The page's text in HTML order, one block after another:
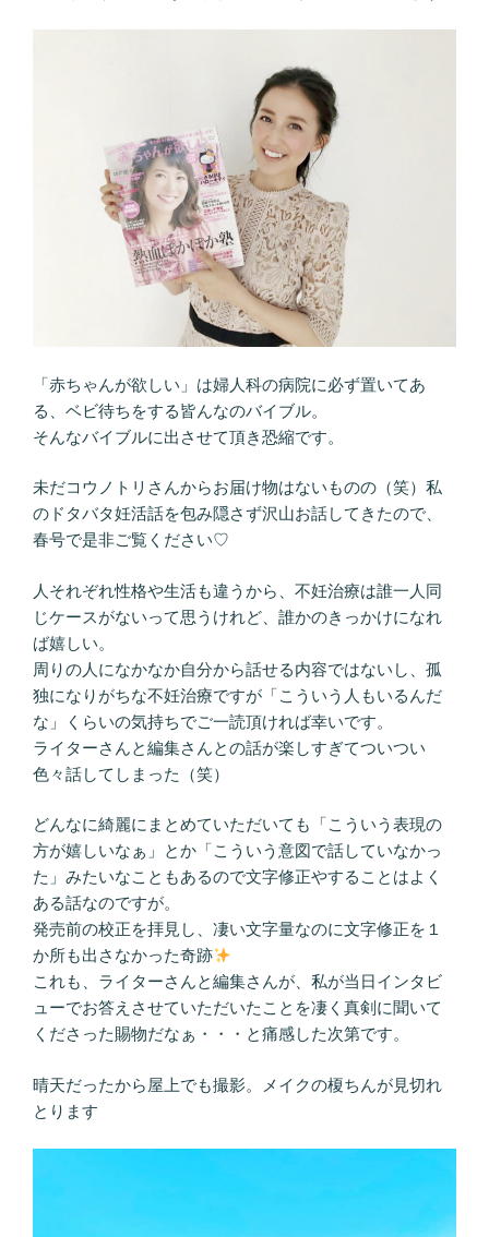
「赤ちゃんが欲しい」は婦人科の病院に必ず置いてあ
る、ベビ待ちをする皆んなのバイブル。
そんなバイブルに出させて頂き恐縮です。
未だコウノトリさんからお届け物はないものの（笑）私
のドタバタ妊活話を包み隠さず沢山お話してきたので、
春号で是非ご覧ください♡
人それぞれ性格や生活も違うから、不妊治療は誰一人同
じケースがないって思うけれど、誰かのきっかけになれ
ば嬉しい。
周りの人になかなか自分から話せる内容ではないし、孤
独になりがちな不妊治療ですが「こういう人もいるんだ
な」くらいの気持ちでご一読頂ければ幸いです。
ライターさんと編集さんとの話が楽しすぎてついつい
色々話してしまった（笑）
どんなに綺麗にまとめていただいても「こういう表現の
方が嬉しいなぁ」とか「こういう意図で話していなかっ
た」みたいなこともあるので文字修正やすることはよく
ある話なのですが。
発売前の校正を拝見し、凄い文字量なのに文字修正を１
か所も出さなかった奇跡
これも、ライターさんと編集さんが、私が当日インタビ
ューでお答えさせていただいたことを凄く真剣に聞いて
くださった賜物だなぁ・・・と痛感した次第です。
晴天だったから屋上でも撮影。メイクの榎ちんが見切れ
とります